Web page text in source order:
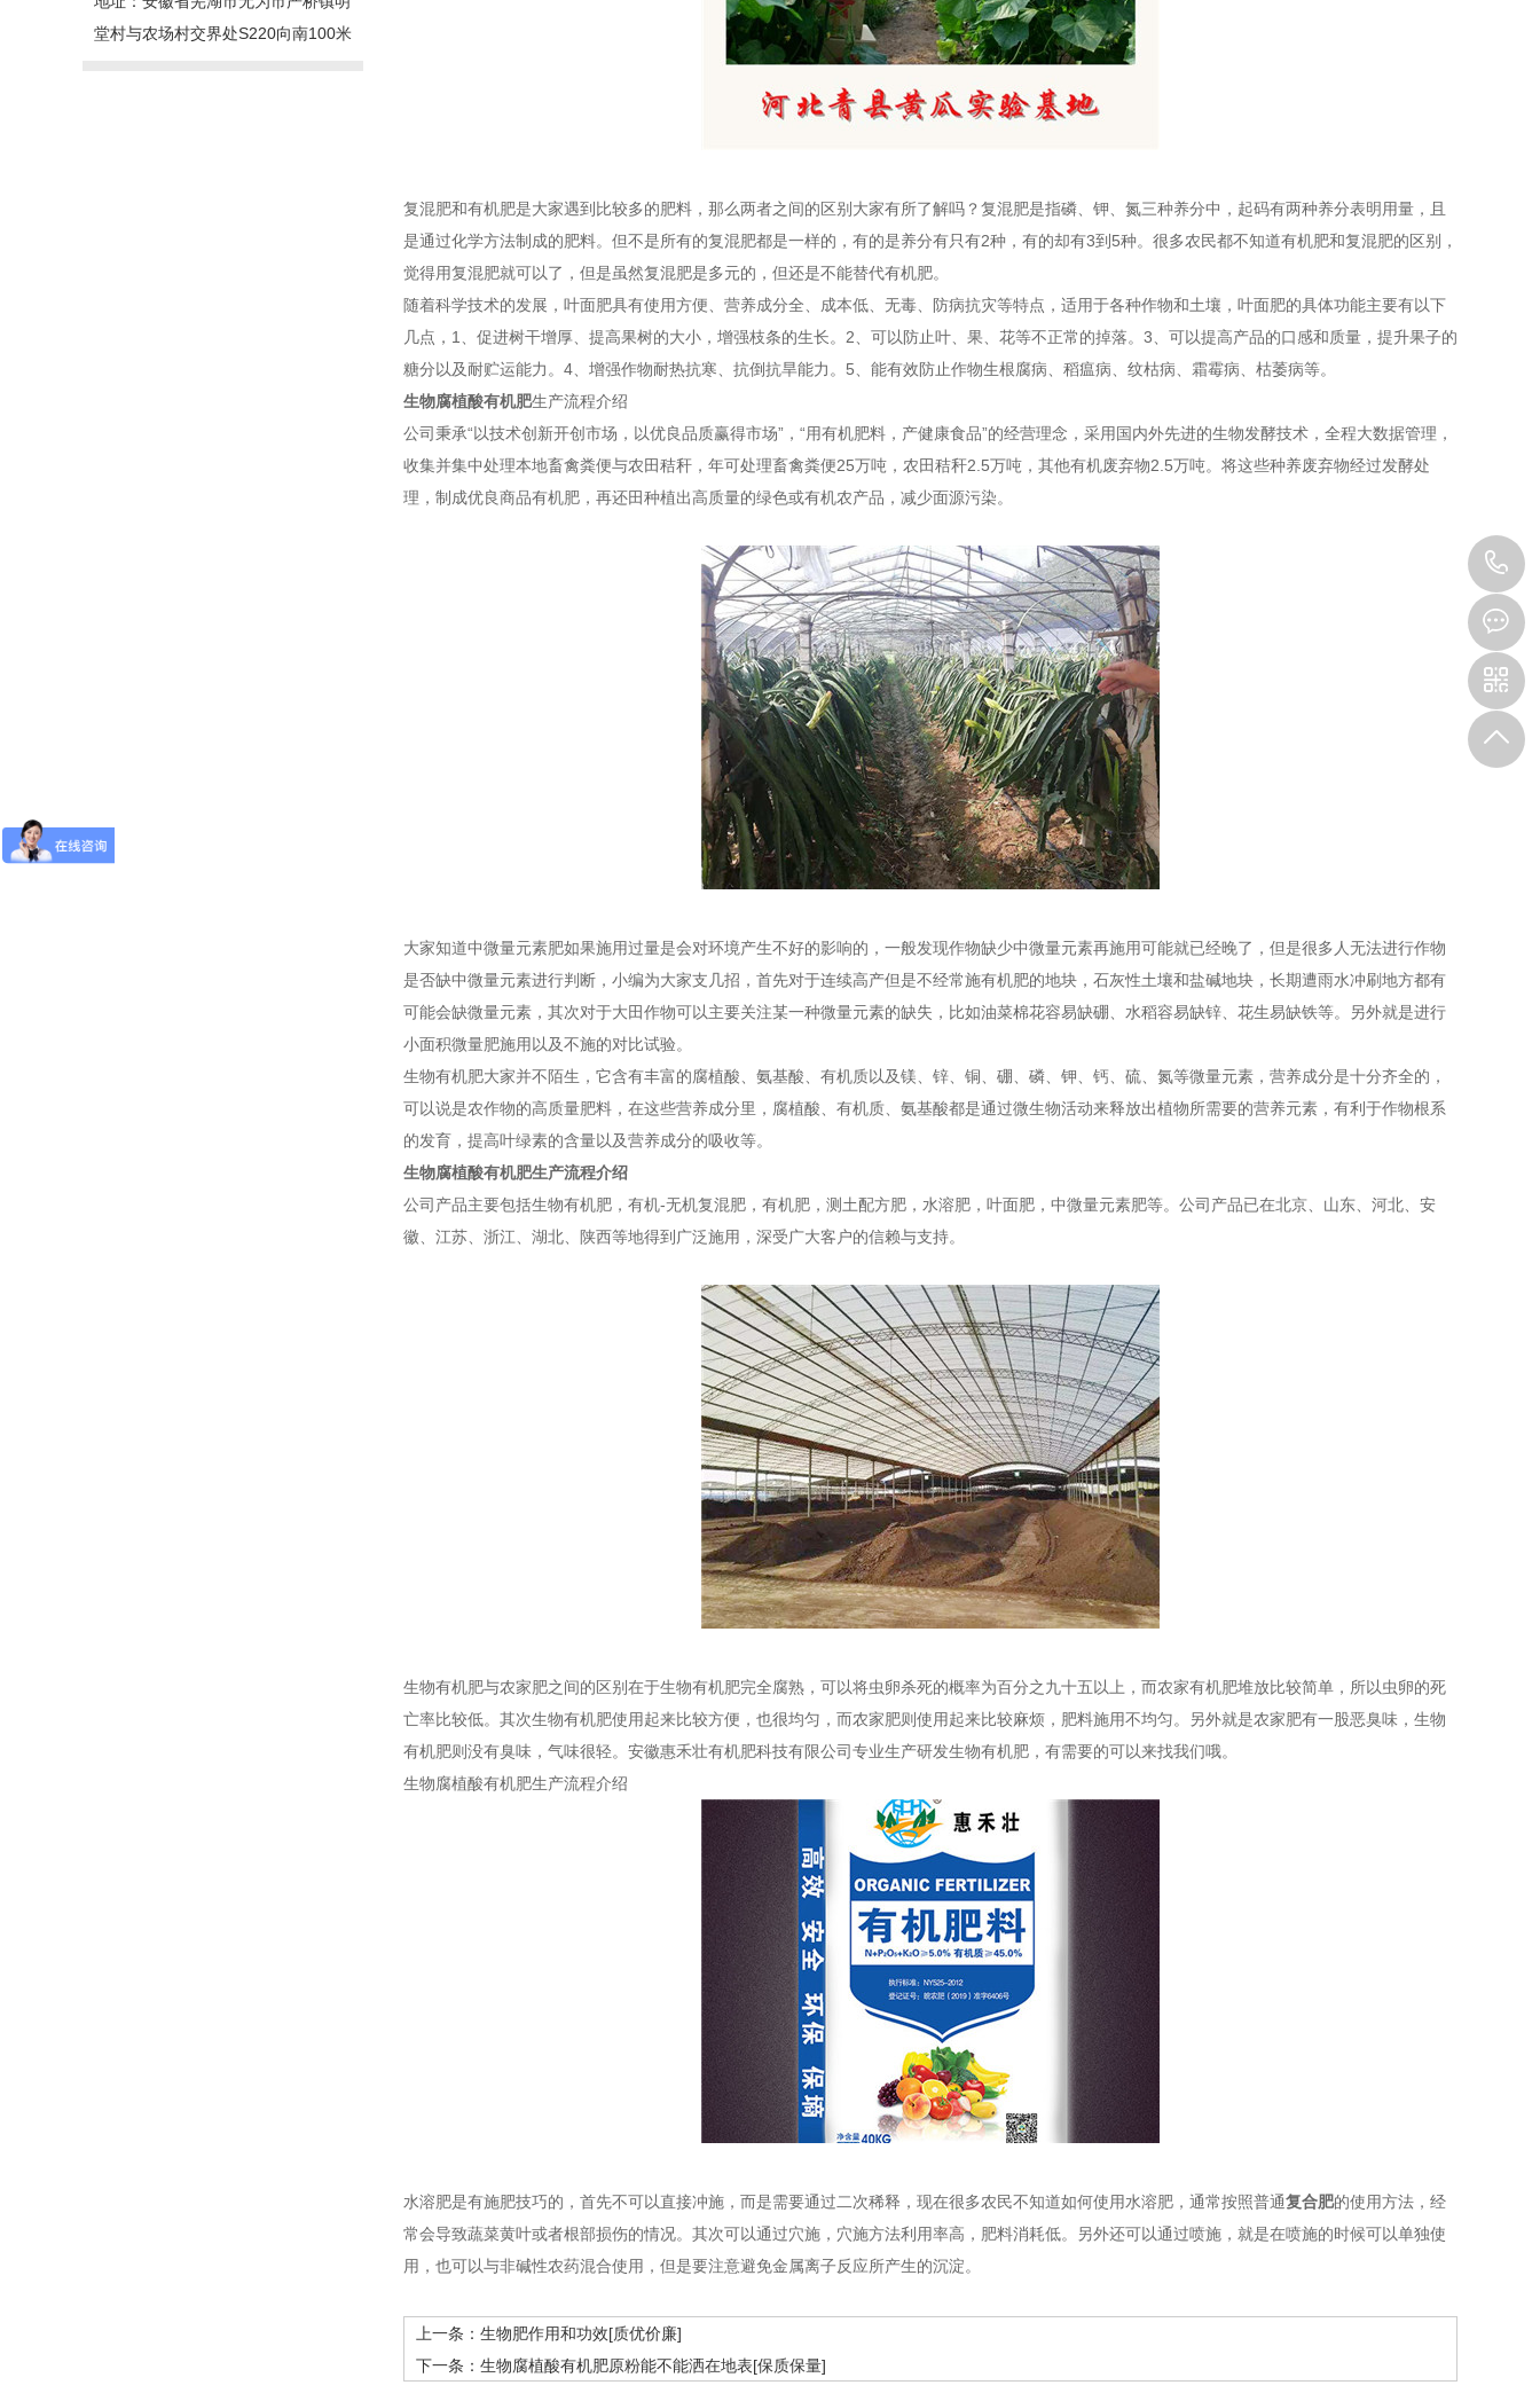
堂村与农场村交界处S220向南100米
复混肥和有机肥是大家遇到比较多的肥料，那么两者之间的区别大家有所了解吗？复混肥是指磷、钾、氮三种养分中，起码有两种养分表明用量，且
是通过化学方法制成的肥料。但不是所有的复混肥都是一样的，有的是养分有只有2种，有的却有3到5种。很多农民都不知道有机肥和复混肥的区别，
觉得用复混肥就可以了，但是虽然复混肥是多元的，但还是不能替代有机肥。
随着科学技术的发展，叶面肥具有使用方便、营养成分全、成本低、无毒、防病抗灾等特点，适用于各种作物和土壤，叶面肥的具体功能主要有以下
几点，1、促进树干增厚、提高果树的大小，增强枝条的生长。2、可以防止叶、果、花等不正常的掉落。3、可以提高产品的口感和质量，提升果子的
糖分以及耐贮运能力。4、增强作物耐热抗寒、抗倒抗旱能力。5、能有效防止作物生根腐病、稻瘟病、纹枯病、霜霉病、枯萎病等。
生物腐植酸有机肥生产流程介绍
公司秉承“以技术创新开创市场，以优良品质赢得市场”，“用有机肥料，产健康食品”的经营理念，采用国内外先进的生物发酵技术，全程大数据管理，
收集并集中处理本地畜禽粪便与农田秸秆，年可处理畜禽粪便25万吨，农田秸秆2.5万吨，其他有机废弃物2.5万吨。将这些种养废弃物经过发酵处
理，制成优良商品有机肥，再还田种植出高质量的绿色或有机农产品，减少面源污染。
大家知道中微量元素肥如果施用过量是会对环境产生不好的影响的，一般发现作物缺少中微量元素再施用可能就已经晚了，但是很多人无法进行作物
是否缺中微量元素进行判断，小编为大家支几招，首先对于连续高产但是不经常施有机肥的地块，石灰性土壤和盐碱地块，长期遭雨水冲刷地方都有
可能会缺微量元素，其次对于大田作物可以主要关注某一种微量元素的缺失，比如油菜棉花容易缺硼、水稻容易缺锌、花生易缺铁等。另外就是进行
小面积微量肥施用以及不施的对比试验。
生物有机肥大家并不陌生，它含有丰富的腐植酸、氨基酸、有机质以及镁、锌、铜、硼、磷、钾、钙、硫、氮等微量元素，营养成分是十分齐全的，
可以说是农作物的高质量肥料，在这些营养成分里，腐植酸、有机质、氨基酸都是通过微生物活动来释放出植物所需要的营养元素，有利于作物根系
的发育，提高叶绿素的含量以及营养成分的吸收等。
生物腐植酸有机肥生产流程介绍
公司产品主要包括生物有机肥，有机-无机复混肥，有机肥，测土配方肥，水溶肥，叶面肥，中微量元素肥等。公司产品已在北京、山东、河北、安
徽、江苏、浙江、湖北、陕西等地得到广泛施用，深受广大客户的信赖与支持。
生物有机肥与农家肥之间的区别在于生物有机肥完全腐熟，可以将虫卵杀死的概率为百分之九十五以上，而农家有机肥堆放比较简单，所以虫卵的死
亡率比较低。其次生物有机肥使用起来比较方便，也很均匀，而农家肥则使用起来比较麻烦，肥料施用不均匀。另外就是农家肥有一股恶臭味，生物
有机肥则没有臭味，气味很轻。安徽惠禾壮有机肥科技有限公司专业生产研发生物有机肥，有需要的可以来找我们哦。
生物腐植酸有机肥生产流程介绍
水溶肥是有施肥技巧的，首先不可以直接冲施，而是需要通过二次稀释，现在很多农民不知道如何使用水溶肥，通常按照普通复合肥的使用方法，经
常会导致蔬菜黄叶或者根部损伤的情况。其次可以通过穴施，穴施方法利用率高，肥料消耗低。另外还可以通过喷施，就是在喷施的时候可以单独使
用，也可以与非碱性农药混合使用，但是要注意避免金属离子反应所产生的沉淀。
上一条： 生物肥作用和功效[质优价廉]
下一条： 生物腐植酸有机肥原粉能不能洒在地表[保质保量]